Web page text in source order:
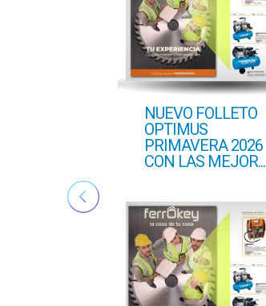
NUEVO FOLLETO
OPTIMUS
PRIMAVERA 2026
CON LAS MEJOR...